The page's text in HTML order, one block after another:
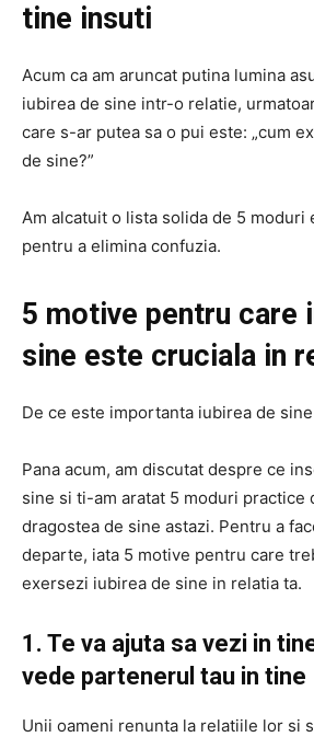
tine insuti
Acum ca am aruncat putina lumina
iubirea de sine intr-o relatie,
care s-ar putea sa o pui este: „cum
de sine?”
Am alcatuit o lista solida de 5 moduri
pentru a elimina confuzia.
5 motive pentru care
sine este cruciala in
De ce este importanta iubirea de
Pana acum, am discutat despre ce
sine si ti-am aratat 5 moduri practice
dragostea de sine astazi. Pentru a
departe, iata 5 motive pentru care
exersezi iubirea de sine in relatia ta.
1. Te va ajuta sa vezi in
vede partenerul tau in tine
Unii oameni renunta la relatiile lor si